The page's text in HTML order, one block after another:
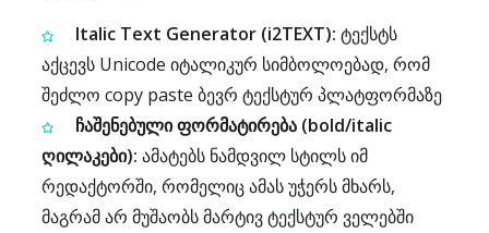
Italic Text Generator (i2TEXT): ტექსტს
აქცევს Unicode იტალიკურ სიმბოლოებად, რომ
შეძლო copy paste ბევრ ტექსტურ პლატფორმაზე
ჩაშენებული ფორმატირება (bold/italic
ღილაკები): ამატებს ნამდვილ სტილს იმ
რედაქტორში, რომელიც ამას უჭერს მხარს,
მაგრამ არ მუშაობს მარტივ ტექსტურ ველებში